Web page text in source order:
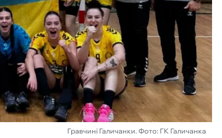
Гравчині Галичанки. Фото: ГК Галичанка